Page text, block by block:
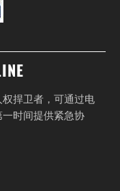
捍卫者，可通过电
时间提供紧急协